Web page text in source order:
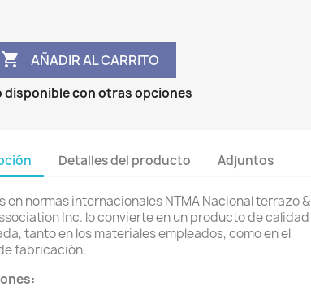
 AÑADIR AL CARRITO
disponible con otras opciones
Detalles del producto Adjuntos
en normas internacionales NTMA Nacional terrazo &
Inc. lo convierte en un producto de calidad
tanto en los materiales empleados, como en el
fabricación.